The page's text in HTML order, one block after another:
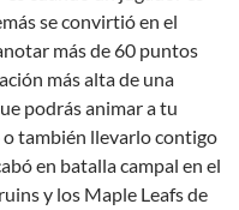
se convirtió en el
más de 60 puntos
más alta de una
podrás animar a tu
también llevarlo contigo
en batalla campal en el
y los Maple Leafs de